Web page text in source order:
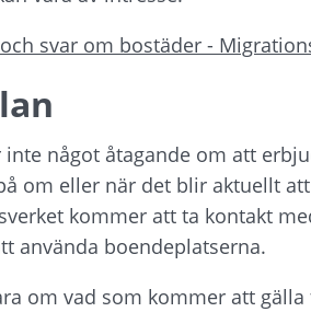
svar om bostäder -
något åtagande om att
om eller när det blir aktuellt
kommer att ta kontakt
använda boendeplatserna.
om vad som kommer att